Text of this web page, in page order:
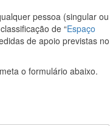
pessoa (singular ou
de “Espaço
de apoio previstas no
o formulário abaixo.